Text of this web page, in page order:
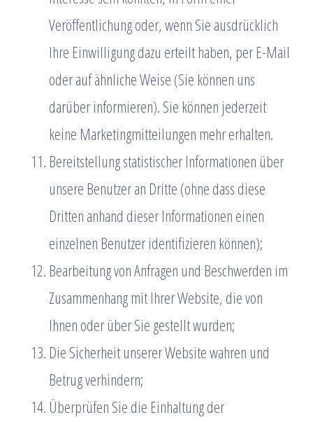
Veröffentlichung oder, wenn Sie ausdrücklich
Ihre Einwilligung dazu erteilt haben, per E-Mail
oder auf ähnliche Weise (Sie können uns
darüber informieren). Sie können jederzeit
keine Marketingmitteilungen mehr erhalten.
Bereitstellung statistischer Informationen über
unsere Benutzer an Dritte (ohne dass diese
Dritten anhand dieser Informationen einen
einzelnen Benutzer identifizieren können);
Bearbeitung von Anfragen und Beschwerden im
Zusammenhang mit Ihrer Website, die von
Ihnen oder über Sie gestellt wurden;
Die Sicherheit unserer Website wahren und
Betrug verhindern;
Überprüfen Sie die Einhaltung der